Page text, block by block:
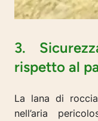
3.
rispetto al
La lana di
nell’aria